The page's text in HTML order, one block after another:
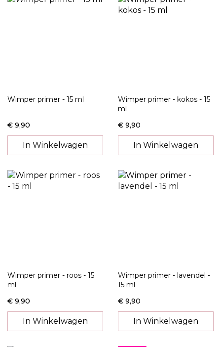
Wimper primer - 15 ml
€ 9,90
In Winkelwagen
Wimper primer - kokos - 15
ml
€ 9,90
In Winkelwagen
Wimper primer - roos - 15
ml
€ 9,90
In Winkelwagen
Wimper primer - lavendel -
15 ml
€ 9,90
In Winkelwagen